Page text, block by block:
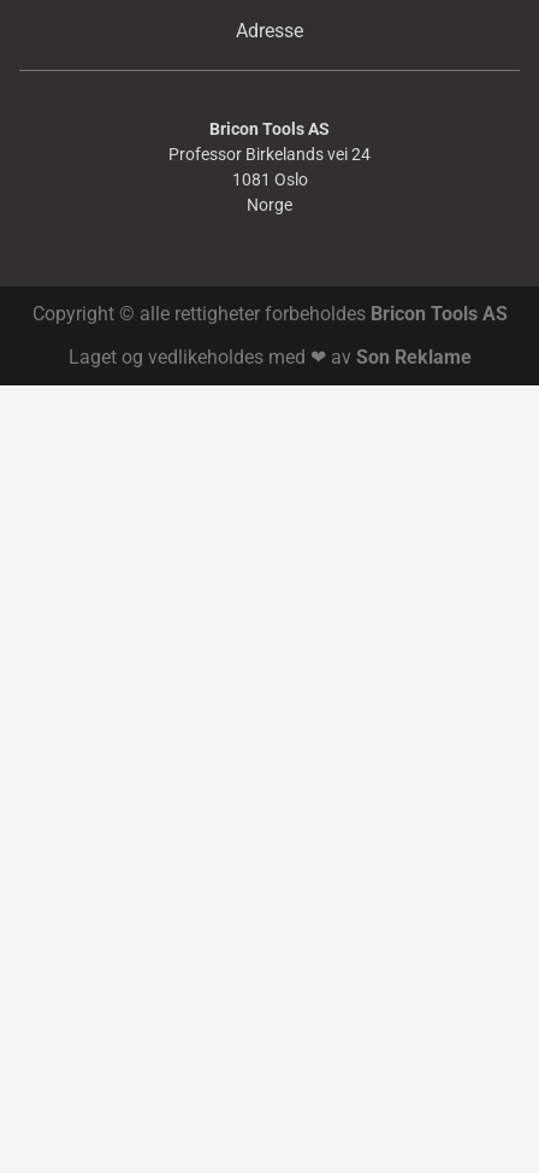
Adresse
Bricon Tools AS
Professor Birkelands vei 24
1081 Oslo
Norge
Copyright © alle rettigheter forbeholdes Bricon Tools AS
Laget og vedlikeholdes med ❤ av Son Reklame